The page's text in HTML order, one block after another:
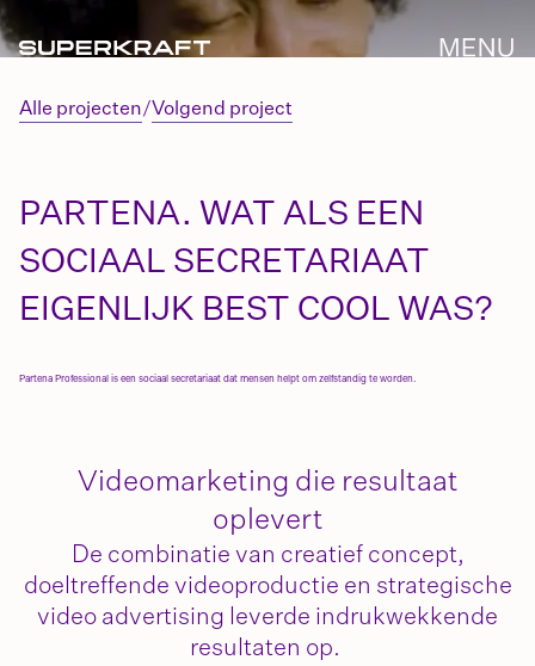
PARTENA. WAT ALS EEN
SOCIAAL SECRETARIAAT
EIGENLIJK BEST COOL WAS?
Partena Professional is een sociaal secretariaat dat mensen helpt om zelfstandig te worden.
Alle projecten/Volgend project
Videomarketing die resultaat
oplevert
De combinatie van creatief concept,
doeltreffende videoproductie en strategische
video advertising leverde indrukwekkende
resultaten op.